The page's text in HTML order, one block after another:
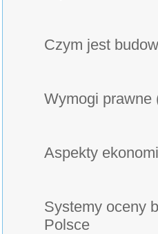
Czym jest
Wymogi prawne
Aspekty
Systemy oceny
Polsce